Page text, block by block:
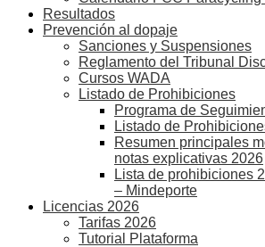
Resultados
Prevención al dopaje
Sanciones y Suspensiones
Reglamento del Tribunal
Cursos WADA
Listado de Prohibiciones
Programa de
Listado de
Resumen principales
notas explicativas 2026
Lista de prohibiciones
– Mindeporte
Licencias 2026
Tarifas 2026
Tutorial Plataforma